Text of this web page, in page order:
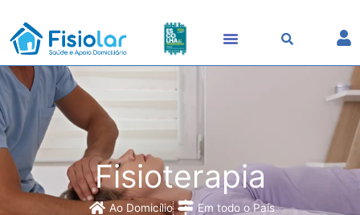
content
Fisioterapia
Ao Domicílio Em todo o País